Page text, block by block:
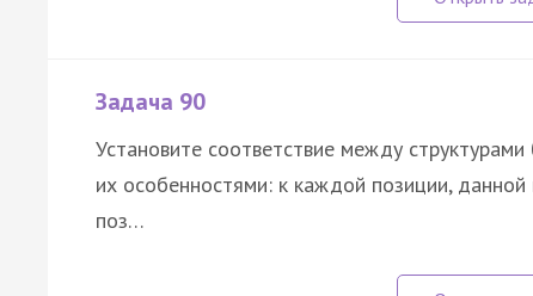
Задача 90
Установите соответствие между
их особенностями: к каждой позиции,
поз…